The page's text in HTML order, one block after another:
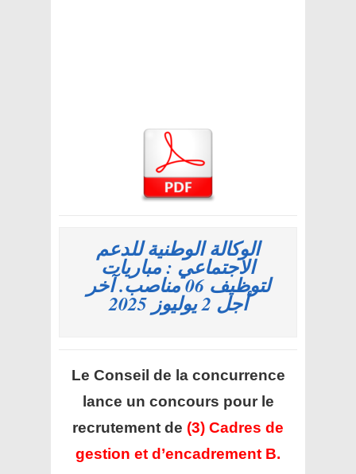
الوكالة الوطنية للدعم
الاجتماعي : مباريات
لتوظيف 06 مناصب. آخر
أجل 2 يوليوز 2025
Le Conseil de la concurrence
lance un concours pour le
recrutement de (3) Cadres de
gestion et d’encadrement B.